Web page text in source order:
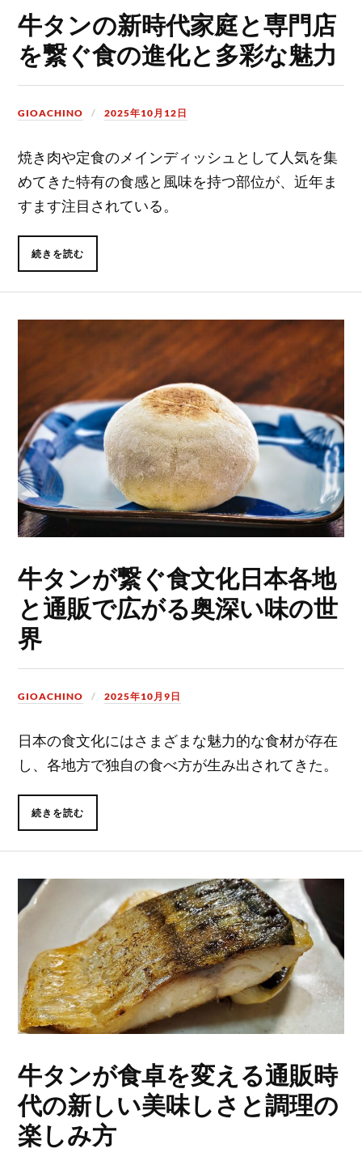
牛タンの新時代家庭と専門店
を繋ぐ食の進化と多彩な魅力
GIOACHINO 2025年10月12日
焼き肉や定食のメインディッシュとして人気を集
めてきた特有の食感と風味を持つ部位が、近年ま
すます注目されている。
続きを読む
牛タンが繋ぐ食文化日本各地
と通販で広がる奥深い味の世
界
GIOACHINO 2025年10月9日
日本の食文化にはさまざまな魅力的な食材が存在
し、各地方で独自の食べ方が生み出されてきた。
続きを読む
牛タンが食卓を変える通販時
代の新しい美味しさと調理の
楽しみ方